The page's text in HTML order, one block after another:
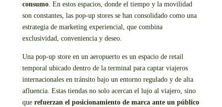
consumo. En estos espacios, donde el tiempo y la movilidad
son constantes, las pop-up stores se han consolidado como una
estrategia de marketing experiencial, que combina
exclusividad, conveniencia y deseo.
Una pop-up store en un aeropuerto es un espacio de retail
temporal ubicado dentro de la terminal para captar viajeros
internacionales en tránsito bajo un entorno regulado y de alta
afluencia. Estas tiendas no solo acercan el lujo al viajero, sino
que refuerzan el posicionamiento de marca ante un público